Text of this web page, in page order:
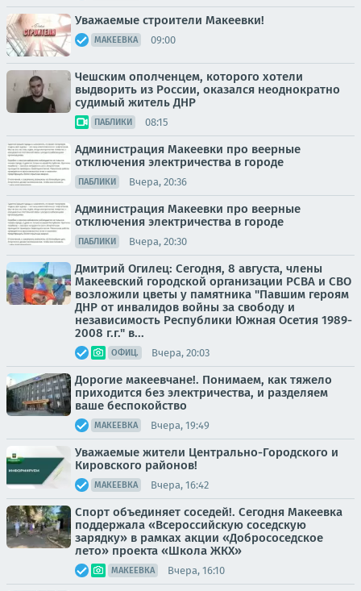
Уважаемые строители Макеевки!
МАКЕЕВКА 09:00
Чешским ополченцем, которого хотели
выдворить из России, оказался неоднократно
судимый житель ДНР
ПАБЛИКИ 08:15
Администрация Макеевки про веерные
отключения электричества в городе
ПАБЛИКИ Вчера, 20:36
Администрация Макеевки про веерные
отключения электричества в городе
ПАБЛИКИ Вчера, 20:30
Дмитрий Огилец: Сегодня, 8 августа, члены
Макеевский городской организации РСВА и СВО
возложили цветы у памятника "Павшим героям
ДНР от инвалидов войны за свободу и
независимость Республики Южная Осетия 1989-
2008 г.г." в...
ОФИЦ. Вчера, 20:03
Дорогие макеевчане!. Понимаем, как тяжело
приходится без электричества, и разделяем
ваше беспокойство
МАКЕЕВКА Вчера, 19:49
Уважаемые жители Центрально-Городского и
Кировского районов!
МАКЕЕВКА Вчера, 16:42
Спорт объединяет соседей!. Сегодня Макеевка
поддержала «Всероссийскую соседскую
зарядку» в рамках акции «Добрососедское
лето» проекта «Школа ЖКХ»
МАКЕЕВКА Вчера, 16:10